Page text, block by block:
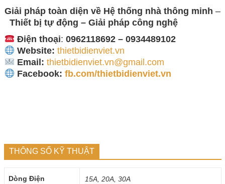
Giải pháp toàn diện về Hệ thống nhà thông minh –
Thiết bị tự động – Giải pháp công nghệ
Điện thoại: 0962118692 – 0934489102
Website: thietbidienviet.vn
Email: thietbidienviet.vn@gmail.com
Facebook: fb.com/thietbidienviet.vn
THÔNG SỐ KỸ THUẬT
Dòng Điện 15A, 20A, 30A